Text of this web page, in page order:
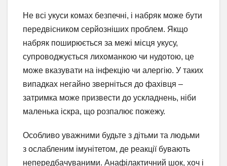
Не всі укуси комах безпечні, і набряк може бути
передвісником серйозніших проблем. Якщо
набряк поширюється за межі місця укусу,
супроводжується лихоманкою чи нудотою, це
може вказувати на інфекцію чи алергію. У таких
випадках негайно зверніться до фахівця –
затримка може призвести до ускладнень, ніби
маленька іскра, що розпалює пожежу.
Особливо уважними будьте з дітьми та людьми
з ослабленим імунітетом, де реакції бувають
непередбачуваними. Анафілактичний шок, хоч і